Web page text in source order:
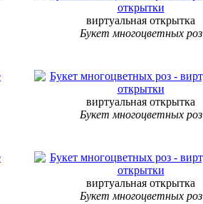
виртуальная открытка
Букет многоцветных роз
виртуальная открытка
Букет многоцветных роз
виртуальная открытка
Букет многоцветных роз